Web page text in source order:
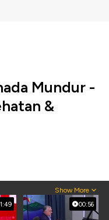
Mundur -
&
Show More
00:56